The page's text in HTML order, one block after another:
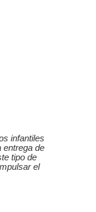
infantiles
entrega de
tipo de
el